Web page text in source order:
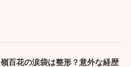
嶺百花の涙袋は整形？意外な経歴